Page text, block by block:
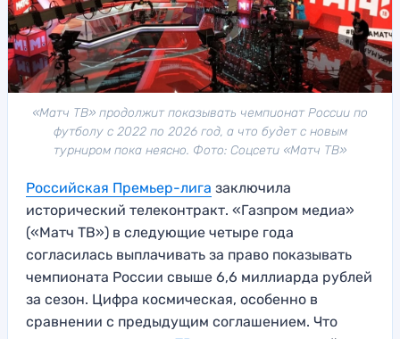
«Матч ТВ» продолжит показывать чемпионат России по
футболу с 2022 по 2026 год, а что будет с новым
турниром пока неясно. Фото: Соцсети «Матч ТВ»
Российская Премьер-лига заключила
исторический телеконтракт. «Газпром медиа»
(«Матч ТВ») в следующие четыре года
согласилась выплачивать за право показывать
чемпионата России свыше 6,6 миллиарда рублей
за сезон. Цифра космическая, особенно в
сравнении с предыдущим соглашением. Что